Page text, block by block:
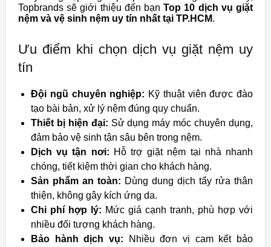
Topbrands sẽ giới thiệu đến bạnTop 10 dịch vụ giặt
nệm và vệ sinh nệm uy tín nhất tại TP.HCM.
Ưu điểm khi chọn dịch vụ giặt nệm uy
tín
Đội ngũ chuyên nghiệp: Kỹ thuật viên được đào
tạo bài bản, xử lý nệm đúng quy chuẩn.
Thiết bị hiện đại: Sử dụng máy móc chuyên dụng,
đảm bảo vệ sinh tận sâu bên trong nệm.
Dịch vụ tận nơi: Hỗ trợ giặt nệm tại nhà nhanh
chóng, tiết kiệm thời gian cho khách hàng.
Sản phẩm an toàn: Dùng dung dịch tẩy rửa thân
thiện, không gây kích ứng da.
Chi phí hợp lý: Mức giá cạnh tranh, phù hợp với
nhiều đối tượng khách hàng.
Bảo hành dịch vụ: Nhiều đơn vị cam kết bảo